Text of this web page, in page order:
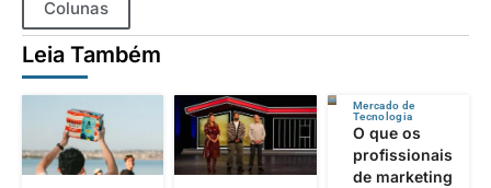
Colunas
Leia Também
Mercado de
Tecnologia
O que os
profissionais
de marketing